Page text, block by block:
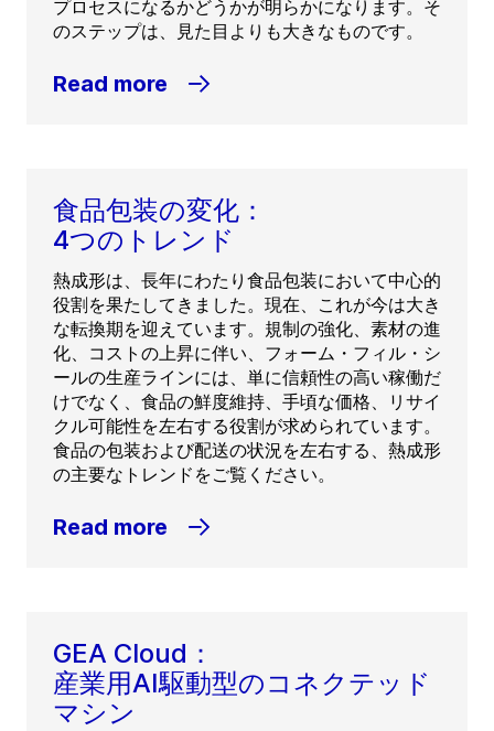
プロセスになるかどうかが明らかになります。そ
のステップは、見た目よりも大きなものです。
Read more
食品包装の変化：
4つのトレンド
熱成形は、長年にわたり食品包装において中心的
役割を果たしてきました。現在、これが今は大き
な転換期を迎えています。規制の強化、素材の進
化、コストの上昇に伴い、フォーム・フィル・シ
ールの生産ラインには、単に信頼性の高い稼働だ
けでなく、食品の鮮度維持、手頃な価格、リサイ
クル可能性を左右する役割が求められています。
食品の包装および配送の状況を左右する、熱成形
の主要なトレンドをご覧ください。
Read more
GEA Cloud：
産業用AI駆動型のコネクテッド
マシン